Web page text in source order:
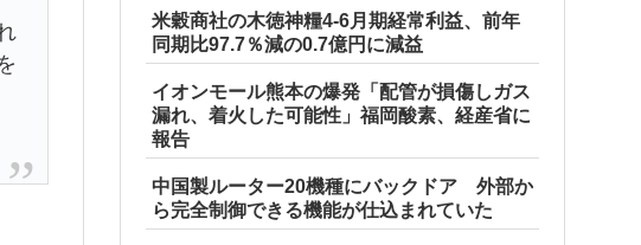
米穀商社の木徳神糧4-6月期経常利益、前年
同期比97.7％減の0.7億円に減益
イオンモール熊本の爆発「配管が損傷しガス
漏れ、着火した可能性」福岡酸素、経産省に
報告
中国製ルーター20機種にバックドア 外部か
ら完全制御できる機能が仕込まれていた